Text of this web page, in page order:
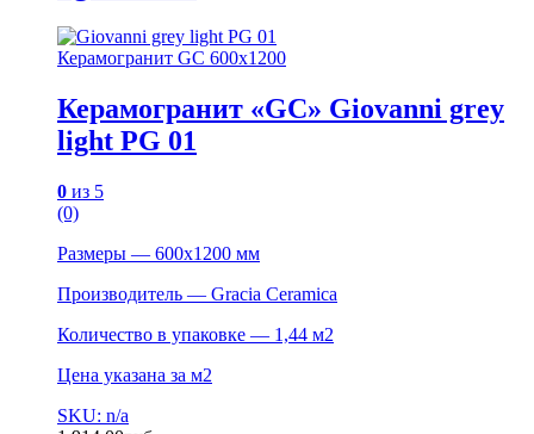
Керамогранит GC 600х1200
Керамогранит «GC» Giovanni grey
light PG 01
0 из 5
(0)
Размеры — 600х1200 мм
Производитель — Gracia Ceramica
Количество в упаковке — 1,44 м2
Цена указана за м2
SKU: n/a